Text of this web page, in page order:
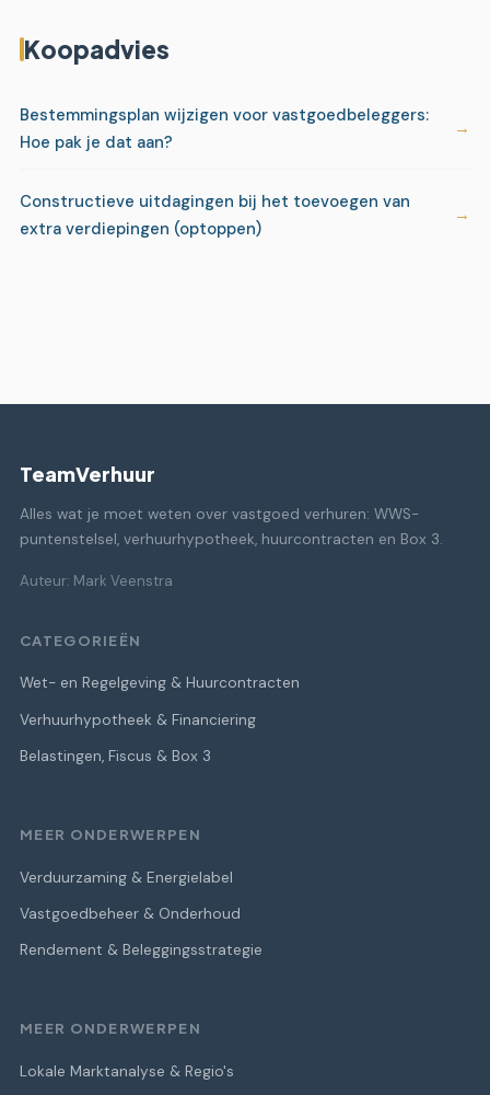
Koopadvies
Bestemmingsplan wijzigen voor vastgoedbeleggers:
Hoe pak je dat aan?
Constructieve uitdagingen bij het toevoegen van
extra verdiepingen (optoppen)
TeamVerhuur
Alles wat je moet weten over vastgoed verhuren: WWS-
puntenstelsel, verhuurhypotheek, huurcontracten en Box 3.
Auteur: Mark Veenstra
CATEGORIEËN
Wet- en Regelgeving & Huurcontracten
Verhuurhypotheek & Financiering
Belastingen, Fiscus & Box 3
MEER ONDERWERPEN
Verduurzaming & Energielabel
Vastgoedbeheer & Onderhoud
Rendement & Beleggingsstrategie
MEER ONDERWERPEN
Lokale Marktanalyse & Regio's